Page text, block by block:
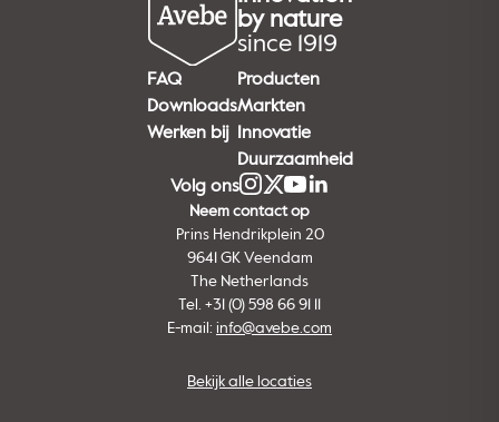
by nature
since 1919
FAQ
Downloads
Werken bij
Producten
Markten
Innovatie
Duurzaamheid
Volg ons
Neem contact op
Prins Hendrikplein 20
9641 GK Veendam
The Netherlands
Tel. +31 (0) 598 66 91 11
E-mail: info@avebe.com
Bekijk alle locaties